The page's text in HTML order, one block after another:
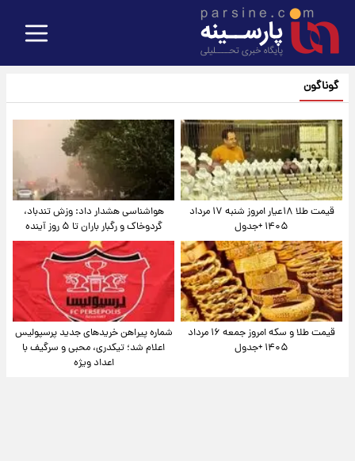
گوناگون
قیمت طلا ۱۸عیار امروز شنبه ۱۷ مرداد
۱۴۰۵ +جدول
هواشناسی هشدار داد: وزش تندباد،
گردوخاک و رگبار باران تا ۵ روز آینده
قیمت طلا و سکه امروز جمعه ۱۶ مرداد
۱۴۰۵ +جدول
شماره پیراهن خریدهای جدید پرسپولیس
اعلام شد؛ تیکدری، محبی و سرگیف با
اعداد ویژه